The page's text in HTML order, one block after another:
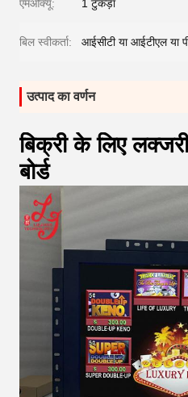
एमओक्यू: 1 टुकड़ा
बिल स्वीकर्ता: आईसीटी या आईटीएल या
उत्पाद का वर्णन
बिक्री के लिए
बोर्ड